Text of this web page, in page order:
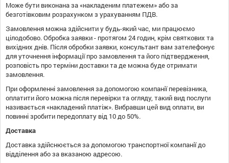
Може бути виконана за «накладеним платежем» або за
безготівковим розрахунком з урахуванням ПДВ.
Замовлення можна здійснити у будь-який час, ми працюємо
цілодобово. Обробка заявки - протягом 24 годин, крім святкових та
вихідних днів. Після обробки заявки, консультант вам зателефонує
для уточнення інформації про замовлення та його підтвердження,
розповість про терміни доставки та де можна буде отримати
замовлення.
При оформленні замовлення за допомогою компанії перевізника,
оплатити його можна після перевірки та огляду, такий вид послуги
називається «накладений платіж». Вибравши цей вид оплати, ви
повинні зробити передоплату від 10 до 50%.
Доставка
Доставка здійснюється за допомогою транспортної компанії до
відділення або за вказаною адресою.